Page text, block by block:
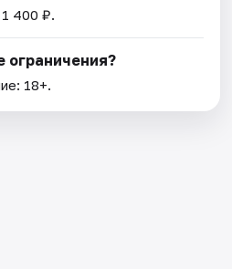
400 ₽.
ограничения?
18+.